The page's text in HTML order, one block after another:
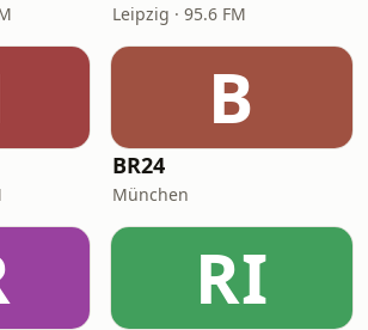
Leipzig · 95.6 FM
B
BR24
München
RI